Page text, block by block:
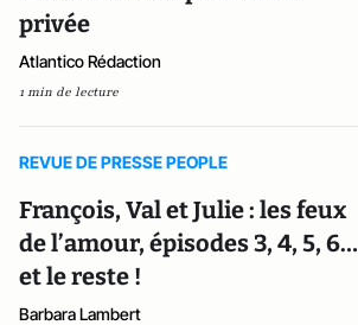
privée
Atlantico Rédaction
1 min de lecture
REVUE DE PRESSE PEOPLE
François, Val et Julie : les feux
de l’amour, épisodes 3, 4, 5, 6…
et le reste !
Barbara Lambert